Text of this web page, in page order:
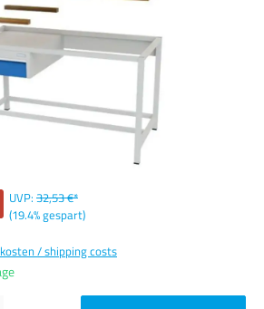
UVP: 32,53 €*
(19.4% gespart)
/ shipping costs
Wert ein oder benutze die Schaltflächen um die Anzahl zu